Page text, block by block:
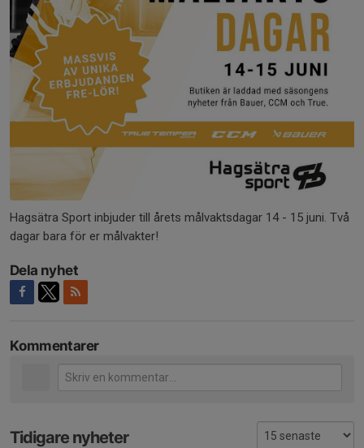
Hagsätra Sport inbjuder till årets målvaktsdagar 14 - 15 juni. Två
dagar bara för er målvakter!
Dela nyhet
Kommentarer
Tidigare nyheter